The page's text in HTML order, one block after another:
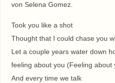
von Selena Gomez.
Took you like a shot
Thought that I could chase you
Let a couple years water down
feeling about you (Feeling about
And every time we talk